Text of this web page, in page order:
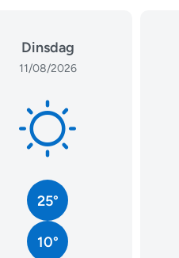
Dinsdag
11/08/2026
25°
10°